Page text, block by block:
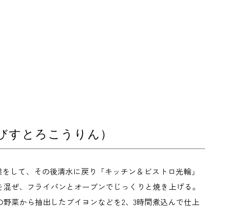
すとろこうりん）
して、その後清水に戻り「キッチン＆ビストロ光輪」
ぜ、フライパンとオーブンでじっくりと焼き上げる。
菜から抽出したブイヨンなどを2、3時間煮込んで仕上